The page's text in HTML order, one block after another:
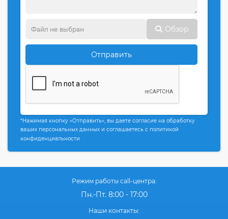
Обзор
Отправить
*Нажимая кнопку «Отправить», вы даете согласие на обработку
ваших персональных данных и соглашаетесь с политикой
конфиденциальности
Режим работы call-центра:
Пн.-Пт. 8:00 - 17:00
Наши контакты: